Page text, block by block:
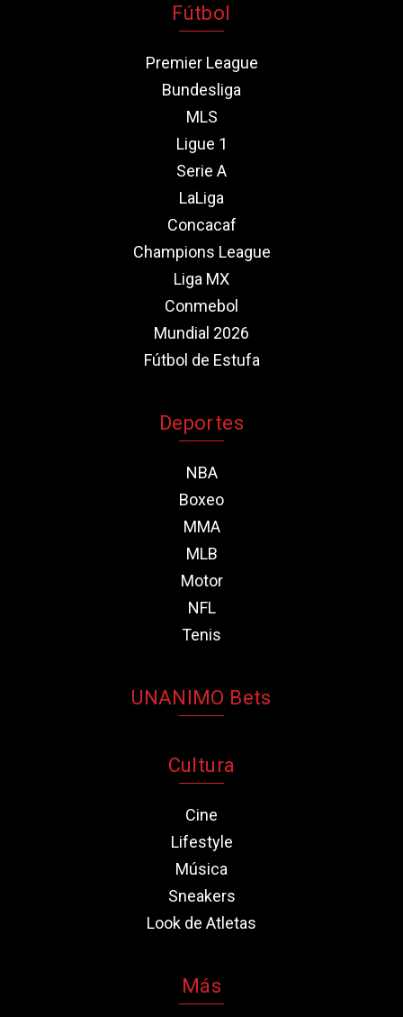
Fútbol
Premier League
Bundesliga
MLS
Ligue 1
Serie A
LaLiga
Concacaf
Champions League
Liga MX
Conmebol
Mundial 2026
Fútbol de Estufa
Deportes
NBA
Boxeo
MMA
MLB
Motor
NFL
Tenis
UNANIMO Bets
Cultura
Cine
Lifestyle
Música
Sneakers
Look de Atletas
Más